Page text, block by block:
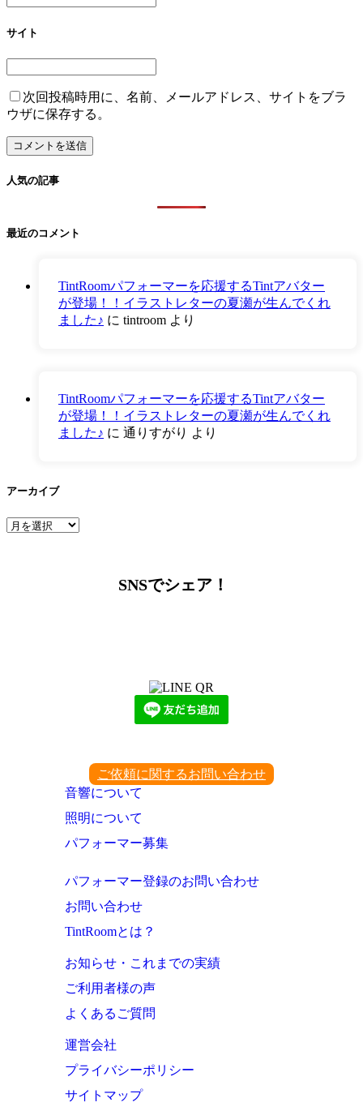
サイト
次回投稿時用に、名前、メールアドレス、サイトをブラ
ウザに保存する。
人気の記事
最近のコメント
TintRoomパフォーマーを応援するTintアバター
が登場！！イラストレターの夏瀬が生んでくれ
ました♪ に tintroom より
TintRoomパフォーマーを応援するTintアバター
が登場！！イラストレターの夏瀬が生んでくれ
ました♪ に 通りすがり より
アーカイブ
ア
SNSでシェア！
ご依頼に関するお問い合わせ
音響について
照明について
パフォーマー募集
パフォーマー登録のお問い合わせ
お問い合わせ
TintRoomとは？
お知らせ・これまでの実績
ご利用者様の声
よくあるご質問
運営会社
プライバシーポリシー
サイトマップ